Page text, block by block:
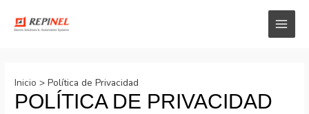
Inicio Política de Privacidad
POLÍTICA DE PRIVACIDAD